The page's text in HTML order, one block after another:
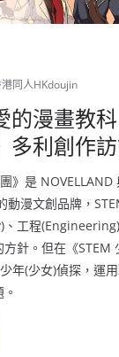
同人HKdoujin
的漫畫教
多利創作
》是
動漫文創品牌，
、工程
針。但在《STEM
年(少女)偵探，運